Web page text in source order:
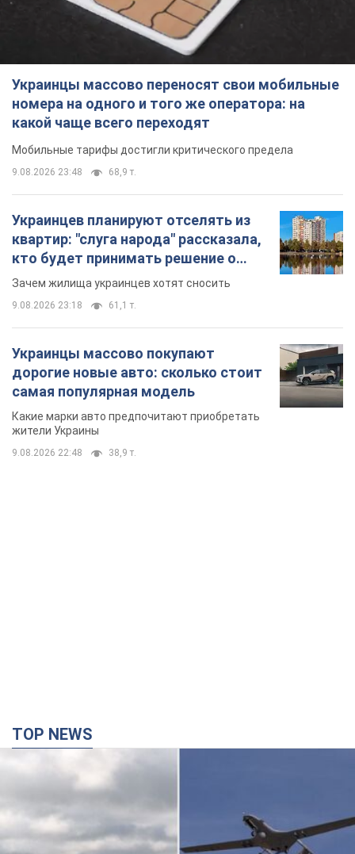
Украинцы массово переносят свои мобильные
номера на одного и того же оператора: на
какой чаще всего переходят
Мобильные тарифы достигли критического предела
9.08.2026 23:48 68,9 т.
Украинцев планируют отселять из
квартир: "слуга народа" рассказала,
кто будет принимать решение о
сносе домов
Зачем жилища украинцев хотят сносить
9.08.2026 23:18 61,1 т.
Украинцы массово покупают
дорогие новые авто: сколько стоит
самая популярная модель
Какие марки авто предпочитают приобретать
жители Украины
9.08.2026 22:48 38,9 т.
TOP NEWS